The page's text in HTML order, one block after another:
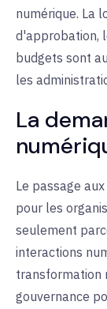
numérique. La
d'approbation,
budgets sont
les
La
Le passage
pour les
seulement
interactions
transformation
gouvernance